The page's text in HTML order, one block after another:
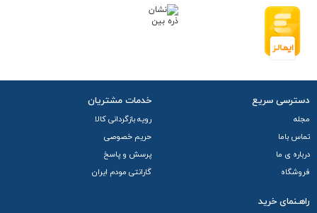
دسترسی سریع
مجله
تماس باما
درباره ی ما
فروشگاه
خدمات مشتریان
رویه بازگردانی کالا
حریم خصوصی
پرسش و پاسخ
گارانتی مودم ایران
راهـنمای خرید